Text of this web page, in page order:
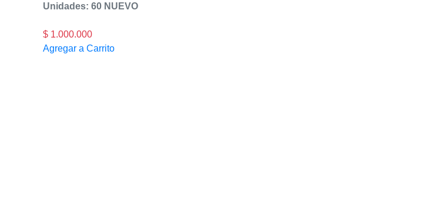
Unidades: 60 NUEVO
$ 1.000.000
Agregar a Carrito